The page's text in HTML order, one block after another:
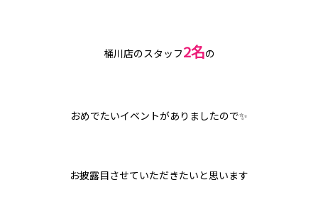
桶川店のスタッフ2名の
おめでたいイベントがありましたので✨
お披露目させていただきたいと思います